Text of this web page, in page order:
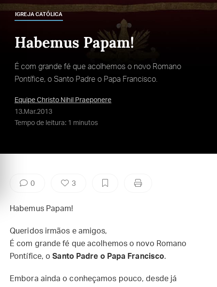
IGREJA CATÓLICA
Habemus Papam!
É com grande fé que acolhemos o novo Romano
Pontífice, o Santo Padre o Papa Francisco.
Equipe Christo Nihil Praeponere
13.Mar.2013
Tempo de leitura: 1 minutos
0 3
Habemus Papam!
Queridos irmãos e amigos,
É com grande fé que acolhemos o novo Romano
Pontífice, oSanto Padre o Papa Francisco.
Embora ainda o conheçamos pouco, desde já